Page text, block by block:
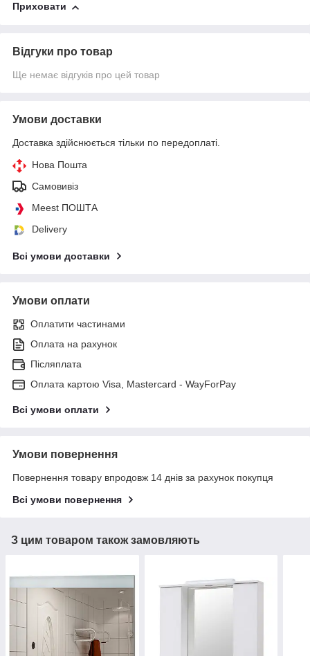
Приховати
Відгуки про товар
Ще немає відгуків про цей товар
Умови доставки
Доставка здійснюється тільки по передоплаті.
Нова Пошта
Самовивіз
Meest ПОШТА
Delivery
Всі умови доставки
Умови оплати
Оплатити частинами
Оплата на рахунок
Післяплата
Оплата картою Visa, Mastercard - WayForPay
Всі умови оплати
Умови повернення
Повернення товару впродовж 14 днів за рахунок покупця
Всі умови повернення
З цим товаром також замовляють